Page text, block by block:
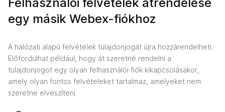
egy másik Webex-fiókhoz
A hálózati alapú felvételek tulajdonjogát újra hozzárendelheti.
Előfordulhat például, hogy át szeretné rendelni a
tulajdonjogot egy olyan felhasználói fiók kikapcsolásakor,
amely olyan fontos felvételeket tartalmaz, amelyeket nem
szeretne elveszíteni.